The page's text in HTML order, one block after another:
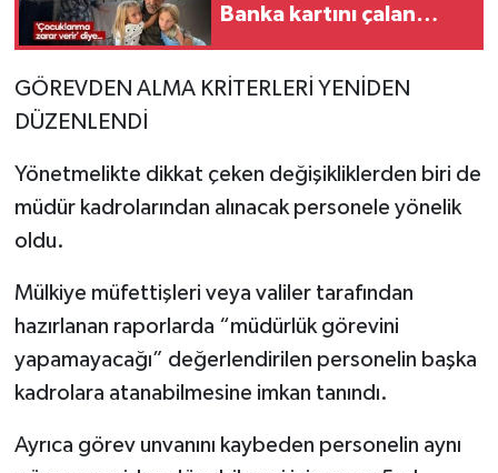
Banka kartını çalan
vurgun
GÖREVDEN ALMA KRİTERLERİ YENİDEN
DÜZENLENDİ
Yönetmelikte dikkat çeken değişikliklerden biri de
müdür kadrolarından alınacak personele yönelik
oldu.
Mülkiye müfettişleri veya valiler tarafından
hazırlanan raporlarda “müdürlük görevini
yapamayacağı” değerlendirilen personelin başka
kadrolara atanabilmesine imkan tanındı.
Ayrıca görev unvanını kaybeden personelin aynı